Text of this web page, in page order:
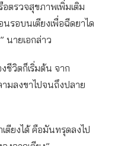
ตรวจสุขภาพเพิ่มเติม
รอบนเตียงเพื่อฉีดยาได
นายเอกล่าว
ชีวิตก็เริ่มต้น จาก
มลงขาไปจนถึงปลาย
ตียงได้ คือมันทรุดลงไป